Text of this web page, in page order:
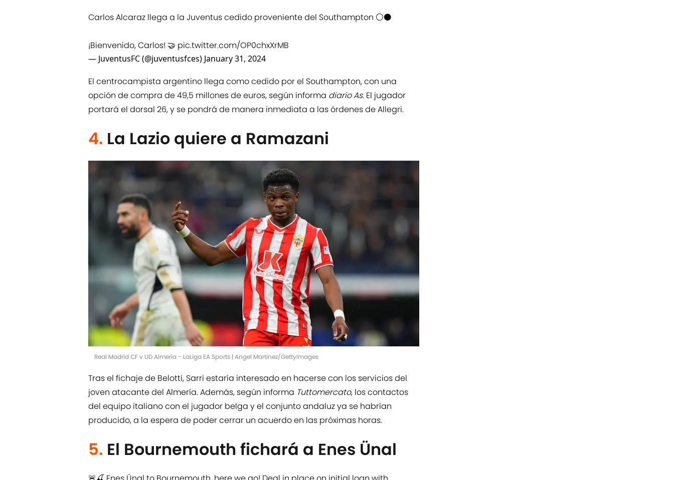
Carlos Alcaraz llega a la Juventus cedido proveniente del Southampton ⚪️⚫️
¡Bienvenido, Carlos! 🤝 pic.twitter.com/OP0chxXrMB
— JuventusFC (@juventusfces) January 31, 2024
El centrocampista argentino llega como cedido por el Southampton, con una
opción de compra de 49,5 millones de euros, según informa diario As. El jugador
portará el dorsal 26, y se pondrá de manera inmediata a las órdenes de Allegri.
4. La Lazio quiere a Ramazani
Real Madrid CF v UD Almeria - LaLiga EA Sports | Angel Martinez/GettyImages
Tras el fichaje de Belotti, Sarri estaría interesado en hacerse con los servicios del
joven atacante del Almería. Además, según informa Tuttomercato, los contactos
del equipo italiano con el jugador belga y el conjunto andaluz ya se habrían
producido, a la espera de poder cerrar un acuerdo en las próximas horas.
5. El Bournemouth fichará a Enes Ünal